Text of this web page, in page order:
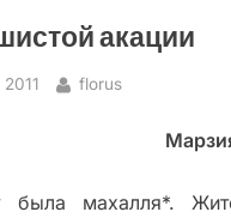
акации
By
florus
была махалля*.